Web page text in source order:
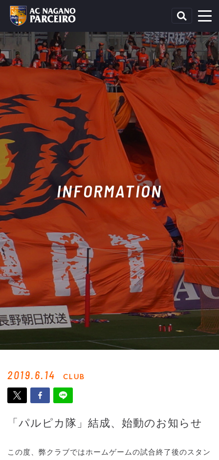
INFORMATION
2019.6.14 CLUB
「パルピカ隊」結成、始動のお知らせ
この度、弊クラブではホームゲームの試合終了後のスタン